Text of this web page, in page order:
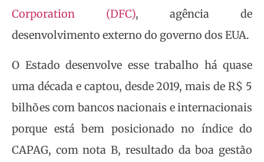
Corporation (DFC), agência de
desenvolvimento externo do governo dos EUA.
O Estado desenvolve esse trabalho há quase
uma década e captou, desde 2019, mais de R$ 5
bilhões com bancos nacionais e internacionais
porque está bem posicionado no índice do
CAPAG, com nota B, resultado da boa gestão